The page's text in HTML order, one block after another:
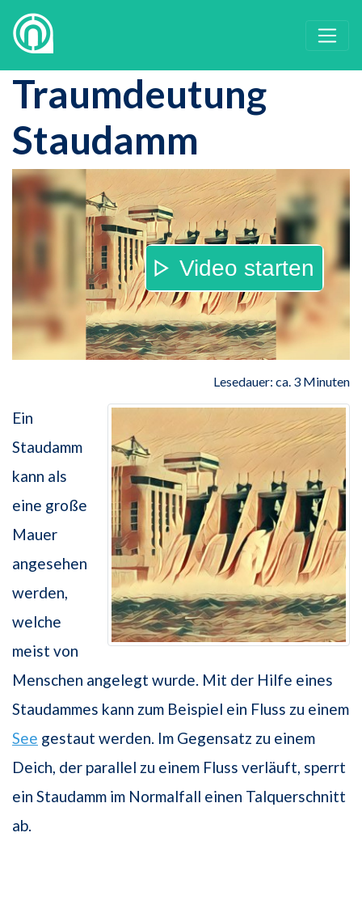
Traumdeutung
Staudamm
Video starten
Lesedauer: ca. 3 Minuten
Ein
Staudamm
kann als
eine große
Mauer
angesehen
werden,
welche
meist von
Menschen angelegt wurde. Mit der Hilfe eines
Staudammes kann zum Beispiel ein Fluss zu einem
See gestaut werden. Im Gegensatz zu einem
Deich, der parallel zu einem Fluss verläuft, sperrt
ein Staudamm im Normalfall einen Talquerschnitt
ab.